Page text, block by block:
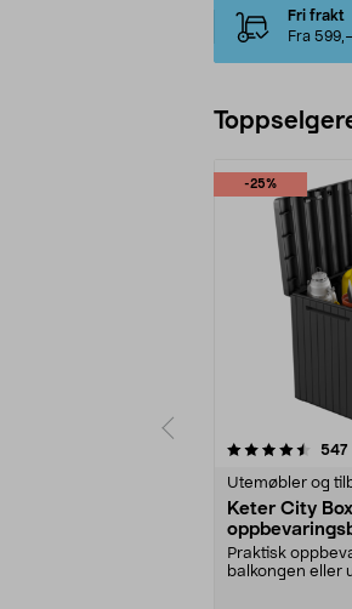
Fri frakt
Fra
-25%
547
Utemøbler og
Keter City Box
Praktisk
balkongen eller
4.5 av